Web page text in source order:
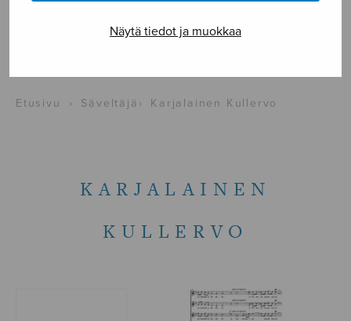
Näytä tiedot ja muokkaa
Etusivu › Säveltäjä › Karjalainen Kullervo
KARJALAINEN
KULLERVO